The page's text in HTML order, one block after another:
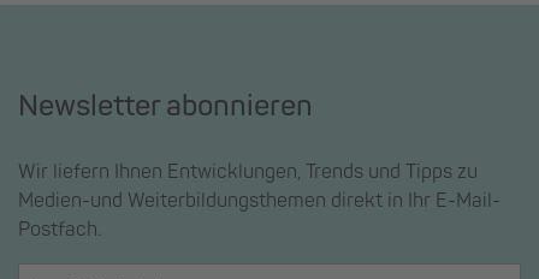
Newsletter abonnieren
Wir liefern Ihnen Entwicklungen, Trends und Tipps zu
Medien-und Weiterbildungsthemen direkt in Ihr E-Mail-
Postfach.